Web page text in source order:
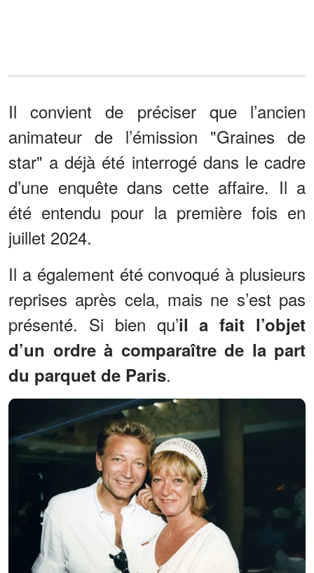
Il convient de préciser que l’ancien
animateur de l’émission "Graines de
star" a déjà été interrogé dans le cadre
d’une enquête dans cette affaire. Il a
été entendu pour la première fois en
juillet 2024.
Il a également été convoqué à plusieurs
reprises après cela, mais ne s’est pas
présenté. Si bien qu’il a fait l’objet
d’un ordre à comparaître de la part
du parquet de Paris.